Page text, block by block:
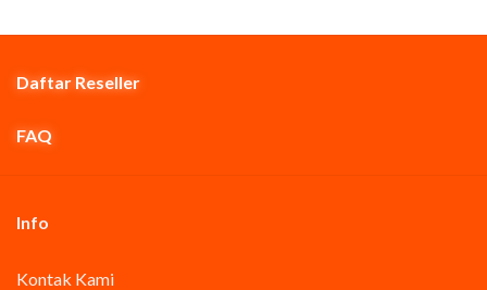
Daftar Reseller
FAQ
Info
Kontak Kami